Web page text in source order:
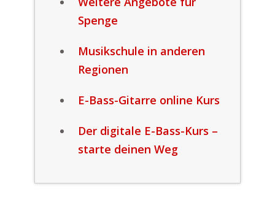
Spenge
Musikschule in anderen
Regionen
E-Bass-Gitarre online Kurs
Der digitale E-Bass-Kurs –
starte deinen Weg